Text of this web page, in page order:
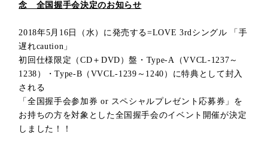
念 全国握手会決定のお知らせ
2018年5月 16 日（水）に発売する=LOVE 3rdシングル
「手
遅れcaution」
初回仕様限定（ CD ＋ DVD ）盤・ Type-A （VVCL-1237 ～
1238 ）・Type-B （ VVCL-1239 ～ 1240 ）に特典として封入
される
「全国握手会参加券 or スペシャルプレゼント応募券」を
お持ちの方を対象とした全国握手会のイベント開催が決定
しました！！